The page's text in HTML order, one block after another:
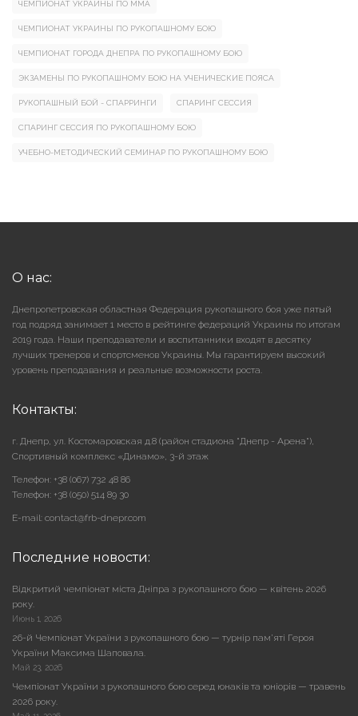
ЧЕМПИОНАТ УКРАИНЫ ПО ММА
ЧЕМПИОНАТ УКРАИНЫ ПО РУКОПАШНОМУ БОЮ
ЧЕМПИОНАТ ГОРОДА ДНЕПРА ПО РУКОПАШНОМУ БОЮ
ЭКЗАМЕНЫ ПО РУКОПАШНОМУ БОЮ НА УЧЕНИЧЕСКИЕ ПОЯСА
РУКОПАШНЫЙ БОЙ - СПАРРИНГИ СПАРИНГ СЕССИЯ
СПАРИНГ СЕССИЯ ПО РУКОПАШНОМУ БОЮ
УЧЕБНО-МЕТОДИЧЕСКИЙ СЕМИНАР ПО РУКОПАШНОМУ БОЮ
О нас:
Днепропетровская областная Федерация рукопашного боя уже пятый
год подряд занимает 1 место в рейтинге федераций Украины по итогам
2019 года. Наши преподаватели и воспитанники входят в десятку
лучших тренеров и спортсменов Украины. Мы гарантируем высокий
уровень преподавания и реальные возможности роста.
Контакты:
г. Днепр, ул. Костомаровская д.8 (район стадиона "Днепр - Арена"),
Cпортивный комплекс «Динамо», 3-й этаж
Телефон: +38 (067) 732 48 86
Телефон: +38 (050) 514 89 30
E-mail: contact@frb-dnepr.com
Последние новости:
Відкритий чемпіонат міста Дніпра з рукопашного бою — квітень 2026
року.
Июнь 1, 2026
26-й Чемпіонат України з рукопашного бою — турнір пам’яті Героя
України Максима Шаповала.
Май 23, 2026
Чемпіонат України з рукопашного бою серед юнаків та юніорів — травень
2026 року.